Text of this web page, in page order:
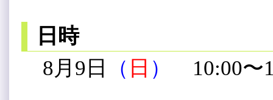
日時
8月9 日 （ 日 ）
10:00